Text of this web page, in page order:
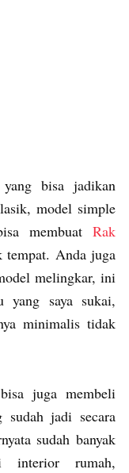
bisa jadikan
model simple
membuat Rak
tempat. Anda juga
melingkar, ini
yang saya sukai,
minimalis tidak
juga membeli
sudah jadi secara
sudah banyak
interior rumah,